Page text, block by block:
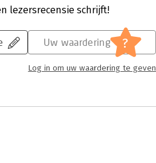
lezersrecensie schrijft!
Uw waardering ?
Log in om uw waardering te geven